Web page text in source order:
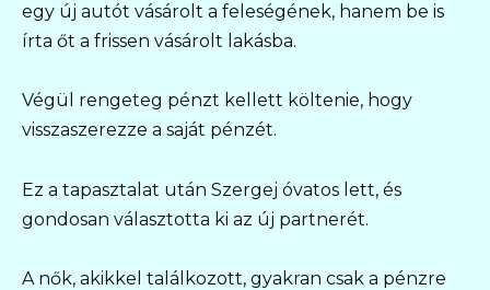
egy új autót vásárolt a feleségének, hanem be is
írta őt a frissen vásárolt lakásba.
Végül rengeteg pénzt kellett költenie, hogy
visszaszerezze a saját pénzét.
Ez a tapasztalat után Szergej óvatos lett, és
gondosan választotta ki az új partnerét.
A nők, akikkel találkozott, gyakran csak a pénzre